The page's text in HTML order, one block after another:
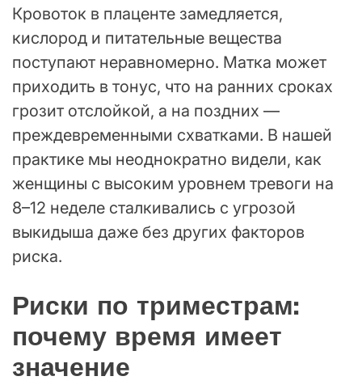
Кровоток в плаценте замедляется,
кислород и питательные вещества
поступают неравномерно. Матка может
приходить в тонус, что на ранних сроках
грозит отслойкой, а на поздних —
преждевременными схватками. В нашей
практике мы неоднократно видели, как
женщины с высоким уровнем тревоги на
8–12 неделе сталкивались с угрозой
выкидыша даже без других факторов
риска.
Риски по триместрам:
почему время имеет
значение